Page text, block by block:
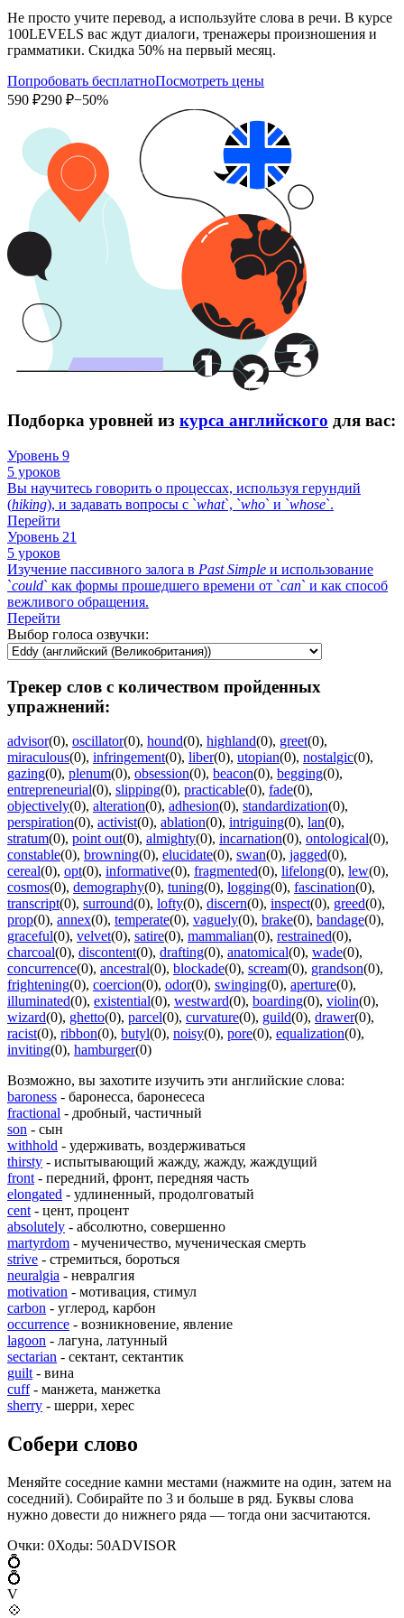
Не просто учите перевод, а используйте слова в речи. В курсе
100LEVELS вас ждут диалоги, тренажеры произношения и
грамматики. Скидка 50% на первый месяц.
Попробовать бесплатноПосмотреть цены
590 ₽290 ₽−50%
Подборка уровней из курса английского для вас:
Уровень 9
5 уроков
Вы научитесь говорить о процессах, используя герундий
(hiking), и задавать вопросы с `what`, `who` и `whose`.
Перейти
Уровень 21
5 уроков
Изучение пассивного залога в Past Simple и использование
`could` как формы прошедшего времени от `can` и как способ
вежливого обращения.
Перейти
Выбор голоса озвучки:
Трекер слов с количеством пройденных
упражнений:
advisor(0), oscillator(0), hound(0), highland(0), greet(0),
miraculous(0), infringement(0), liber(0), utopian(0), nostalgic(0),
gazing(0), plenum(0), obsession(0), beacon(0), begging(0),
entrepreneurial(0), slipping(0), practicable(0), fade(0),
objectively(0), alteration(0), adhesion(0), standardization(0),
perspiration(0), activist(0), ablation(0), intriguing(0), lan(0),
stratum(0), point out(0), almighty(0), incarnation(0), ontological(0),
constable(0), browning(0), elucidate(0), swan(0), jagged(0),
cereal(0), opt(0), informative(0), fragmented(0), lifelong(0), lew(0),
cosmos(0), demography(0), tuning(0), logging(0), fascination(0),
transcript(0), surround(0), lofty(0), discern(0), inspect(0), greed(0),
prop(0), annex(0), temperate(0), vaguely(0), brake(0), bandage(0),
graceful(0), velvet(0), satire(0), mammalian(0), restrained(0),
charcoal(0), discontent(0), drafting(0), anatomical(0), wade(0),
concurrence(0), ancestral(0), blockade(0), scream(0), grandson(0),
frightening(0), coercion(0), odor(0), swinging(0), aperture(0),
illuminated(0), existential(0), westward(0), boarding(0), violin(0),
wizard(0), ghetto(0), parcel(0), curvature(0), guild(0), drawer(0),
racist(0), ribbon(0), butyl(0), noisy(0), pore(0), equalization(0),
inviting(0), hamburger(0)
Возможно, вы захотите изучить эти английские слова:
baroness - баронесса, баронесеса
fractional - дробный, частичный
son - сын
withhold - удерживать, воздерживаться
thirsty - испытывающий жажду, жажду, жаждущий
front - передний, фронт, передняя часть
elongated - удлиненный, продолговатый
cent - цент, процент
absolutely - абсолютно, совершенно
martyrdom - мученичество, мученическая смерть
strive - стремиться, бороться
neuralgia - невралгия
motivation - мотивация, стимул
carbon - углерод, карбон
occurrence - возникновение, явление
lagoon - лагуна, латунный
sectarian - сектант, сектантик
guilt - вина
cuff- манжета, манжетка
sherry - шерри, херес
Собери слово
Меняйте соседние камни местами (нажмите на один, затем на
соседний). Собирайте по 3 и больше в ряд. Буквы слова
нужно довести до нижнего ряда — тогда они засчитаются.
Очки: 0Ходы: 50ADVISOR
💍
💍
V
💠